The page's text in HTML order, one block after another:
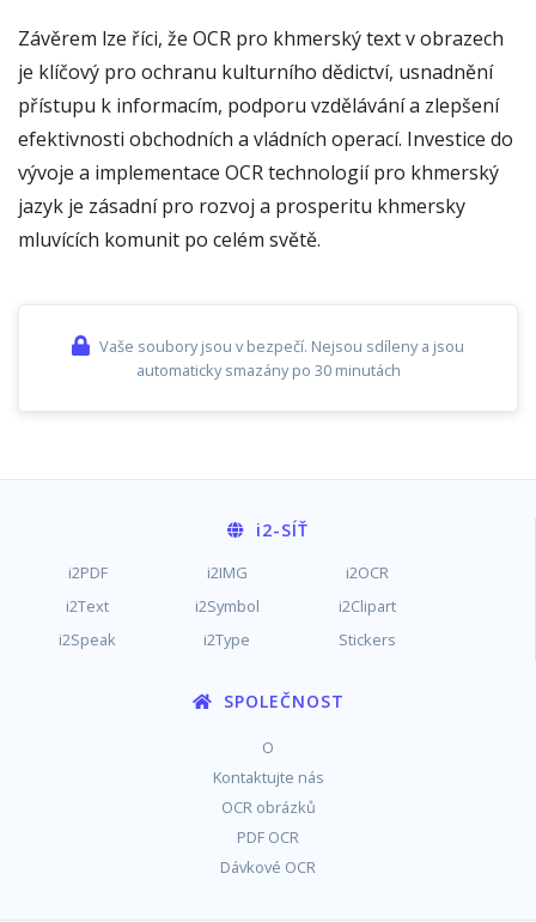
Závěrem lze říci, že OCR pro khmerský text v obrazech
je klíčový pro ochranu kulturního dědictví, usnadnění
přístupu k informacím, podporu vzdělávání a zlepšení
efektivnosti obchodních a vládních operací. Investice do
vývoje a implementace OCR technologií pro khmerský
jazyk je zásadní pro rozvoj a prosperitu khmersky
mluvících komunit po celém světě.
Vaše soubory jsou v bezpečí. Nejsou sdíleny a jsou
automaticky smazány po 30 minutách
i2-SÍŤ
i2PDF i2IMG
i2OCR
i2Text
i2Symbol
i2Clipart
i2Speak
i2Type Stickers
SPOLEČNOST
O
Kontaktujte nás
OCR obrázků
PDF OCR
Dávkové OCR